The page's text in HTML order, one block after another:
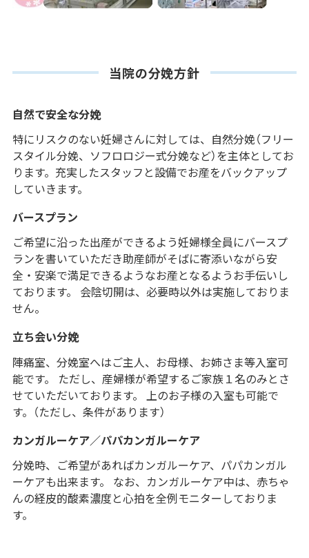
当院の分娩方針
自然で安全な分娩
特にリスクのない妊婦さんに対しては、自然分娩（フリー
スタイル分娩、ソフロロジー式分娩など）を主体としてお
ります。充実したスタッフと設備でお産をバックアップ
していきます。
バースプラン
ご希望に沿った出産ができるよう妊婦様全員にバースプ
ランを書いていただき助産師がそばに寄添いながら安
全・安楽で満足できるようなお産となるようお手伝いし
ております。 会陰切開は、必要時以外は実施しておりま
せん。
立ち会い分娩
陣痛室、分娩室へはご主人、お母様、お姉さま等入室可
能です。 ただし、産婦様が希望するご家族１名のみとさ
せていただいております。 上のお子様の入室も可能で
す。（ただし、条件があります）
カンガルーケア／パパカンガルーケア
分娩時、ご希望があればカンガルーケア、パパカンガル
ーケアも出来ます。 なお、カンガルーケア中は、赤ちゃ
んの経皮的酸素濃度と心拍を全例モニターしておりま
す。